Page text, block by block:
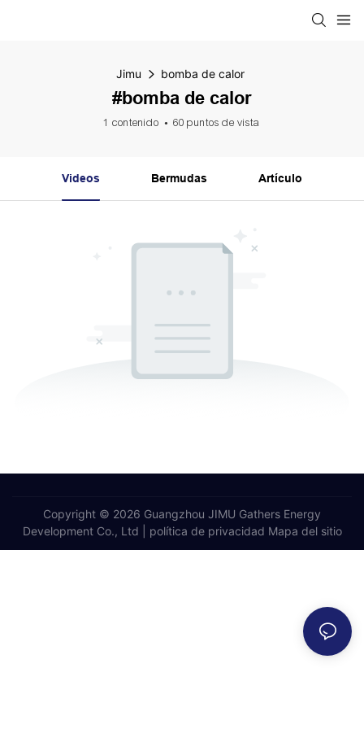
Jimu bomba de calor
#bomba de calor
1 contenido 60 puntos de vista
Videos Bermudas Artículo
Copyright © 2026 Guangzhou JIMU Gathers Energy
Development Co., Ltd |
política de privacidad Mapa del sitio